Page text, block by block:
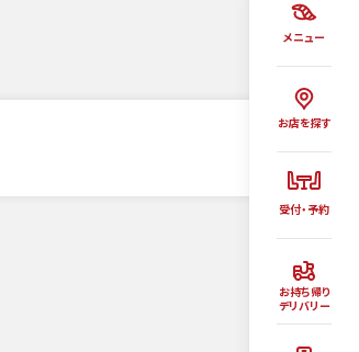
メニュー
お店を探す
受付・予約
お持ち帰り
デリバリー